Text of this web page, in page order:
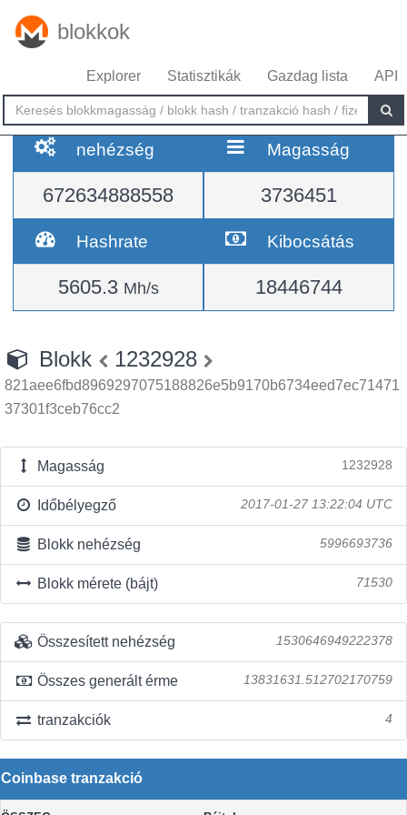
blokkok
Explorer Statisztikák Gazdag lista API
nehézség
672634888558
Magasság
3736451
Hashrate
5605.3 Mh/s
Kibocsátás
18446744
Blokk 1232928
821aee6fbd8969297075188826e5b9170b6734eed7ec71471
37301f3ceb76cc2
Magasság 1232928
Időbélyegző 2017-01-27 13:22:04 UTC
Blokk nehézség 5996693736
Blokk mérete (bájt) 71530
Összesített nehézség 1530646949222378
Összes generált érme 13831631.512702170759
tranzakciók 4
Coinbase tranzakció